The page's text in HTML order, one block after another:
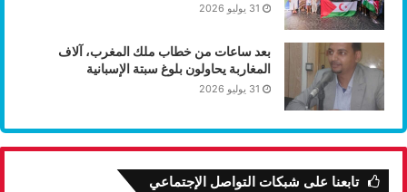
31 يوليو 2026
بعد ساعات من خطاب ملك المغرب، آلاف
المغاربة يحاولون بلوغ سبتة الإسبانية
31 يوليو 2026
تابعنا على شبكات التواصل الإجتماعي